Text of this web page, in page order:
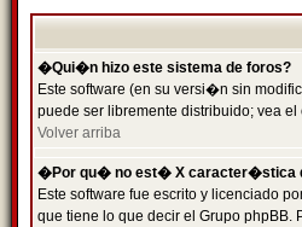
�Qui�n hizo este sistema de foros?
Este software (en su versi�n sin
puede ser libremente distribuido; vea
Volver arriba
�Por qu� no est� X caracter�stica
Este software fue escrito y licenciado
que tiene lo que decir el Grupo phpBB.